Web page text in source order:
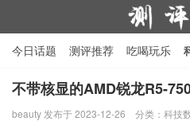
今日话题 测评推荐 吃喝玩乐
行业产品 在线投稿 隐私政策
不带核显的AMD锐龙R5-
beauty 发布于 2023-12-26 分类： 科技